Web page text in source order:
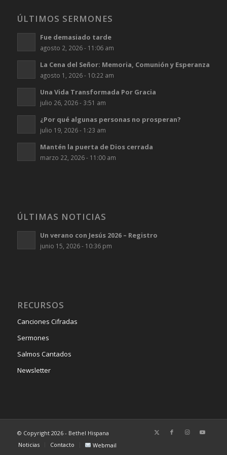
ÚLTIMOS SERMONES
Fue demasiado tarde
agosto 2, 2026 - 11:06 am
La Cena del Señor: Memoria, Comunión y Esperanza
agosto 1, 2026 - 10:22 am
Una Vida Transformada Por Gracia
julio 26, 2026 - 3:51 am
¿Por qué algunas personas no prosperan?
julio 19, 2026 - 1:23 am
Mantén la puerta de Dios cerrada
marzo 22, 2026 - 11:00 am
ÚLTIMAS NOTICIAS
Un verano con Jesús 2026 – Registro
junio 15, 2026 - 10:36 pm
RECURSOS
Canciones Cifradas
Sermones
Salmos Cantados
Newsletter
© Copyright 2026 - Bethel Hispana
Noticias
Contacto Webmail